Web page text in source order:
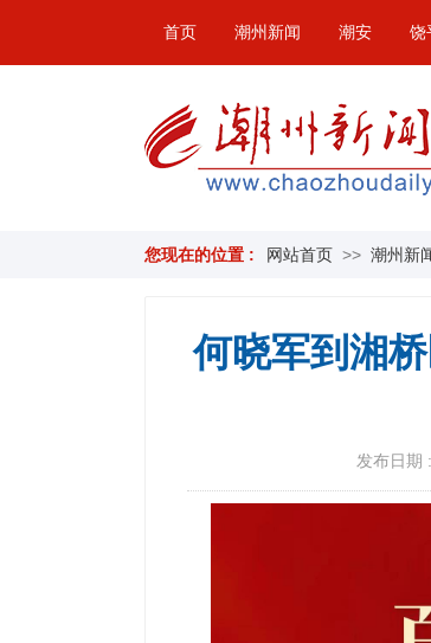
首页 潮州新闻 潮安 饶
您现在的位置 : 网站首页 >> 潮州新
何晓军到湘
发布日期